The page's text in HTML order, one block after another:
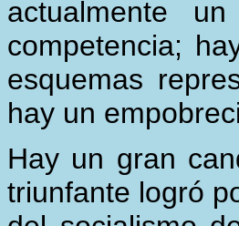
actualmente
competencia;
esquemas
hay un
Hay un gran
triunfante logró